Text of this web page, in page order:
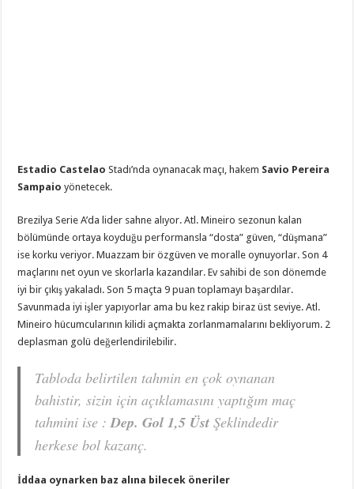
Estadio Castelao Stadı’nda oynanacak maçı, hakem Savio Pereira
Sampaio yönetecek.
Brezilya Serie A’da lider sahne alıyor. Atl. Mineiro sezonun kalan
bölümünde ortaya koyduğu performansla “dosta” güven, “düşmana”
ise korku veriyor. Muazzam bir özgüven ve moralle oynuyorlar. Son 4
maçlarını net oyun ve skorlarla kazandılar. Ev sahibi de son dönemde
iyi bir çıkış yakaladı. Son 5 maçta 9 puan toplamayı başardılar.
Savunmada iyi işler yapıyorlar ama bu kez rakip biraz üst seviye. Atl.
Mineiro hücumcularının kilidi açmakta zorlanmamalarını bekliyorum. 2
deplasman golü değerlendirilebilir.
Tabloda belirtilen tahmin en çok oynanan
bahistir, sizin için açıklamasını yaptığım maç
tahmini ise :Dep. Gol 1,5 ÜstŞeklindedir
herkese bol kazanç.
İddaa oynarken baz alına bilecek öneriler